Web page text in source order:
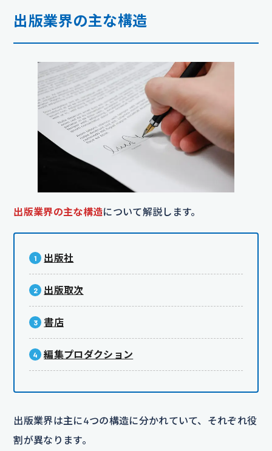
出版業界の主な構造
出版業界の主な構造について解説します。
出版社
出版取次
書店
編集プロダクション
出版業界は主に4つの構造に分かれていて、それぞれ役
割が異なります。